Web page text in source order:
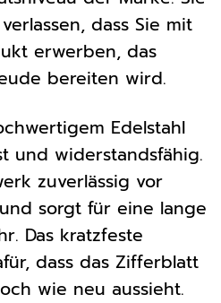
dass Sie mit
erwerben, das
bereiten wird.
Edelstahl
und widerstandsfähig.
zuverlässig vor
sorgt für eine lange
Das kratzfeste
dass das Zifferblatt
wie neu aussieht.